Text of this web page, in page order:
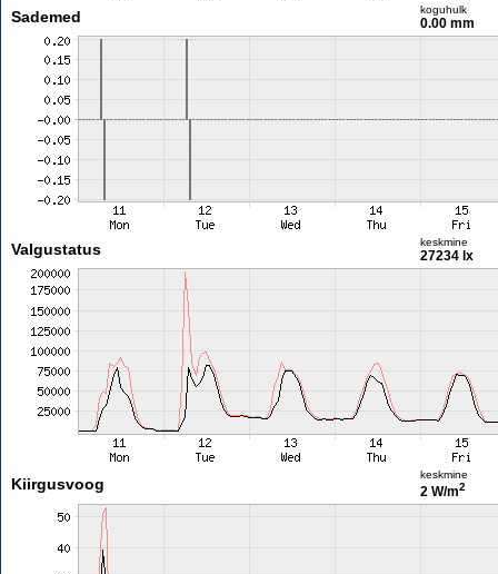
Sademed koguhulk
0.00 mm
Valgustatus keskmine
27234 lx
Kiirgusvoog
keskmine
2 W/m2